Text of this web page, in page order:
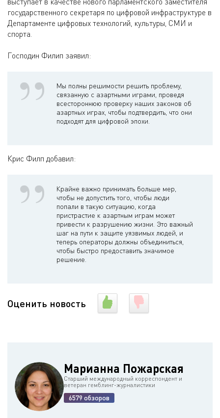
государственного секретаря по цифровой инфраструктуре в
Департаменте цифровых технологий, культуры, СМИ и
спорта.
Господин Филип заявил:
Мы полны решимости решить проблему,
связанную с азартными играми, проведя
всестороннюю проверку наших законов об
азартных играх, чтобы подтвердить, что они
подходят для цифровой эпохи.
Крис Филп добавил:
Крайне важно принимать больше мер,
чтобы не допустить того, чтобы люди
попали в такую ситуацию, когда
пристрастие к азартным играм может
привести к разрушению жизни. Это важный
шаг на пути к защите уязвимых людей, и
теперь операторы должны объединиться,
чтобы быстро предоставить значимое
решение.
Оценить новость
Марианна Пожарская
Старший международный корреспондент и
ветеран гемблинг-журналистики
6579 обзоров